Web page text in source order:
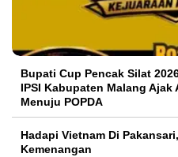
Bupati Cup Pencak Silat
IPSI Kabupaten Malang
Menuju POPDA
Hadapi Vietnam Di
Kemenangan